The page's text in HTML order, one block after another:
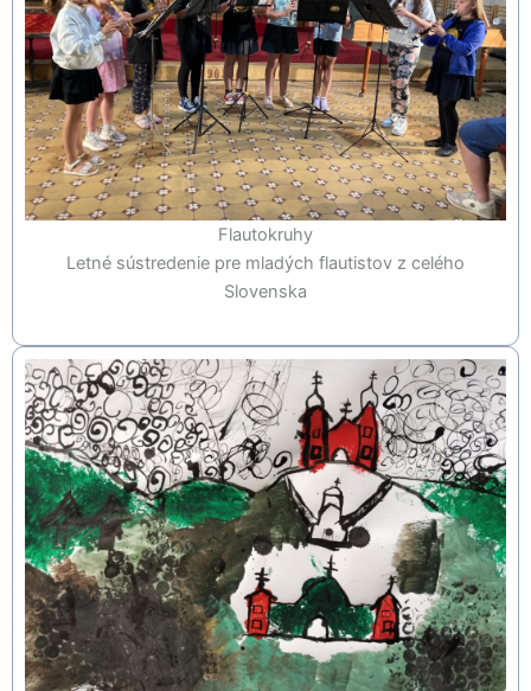
Flautokruhy
Letné sústredenie pre mladých flautistov z celého
Slovenska